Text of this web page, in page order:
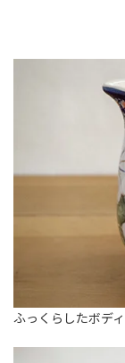
ふっくらしたボデ